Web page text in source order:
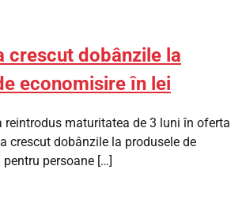
crescut dobânzile la
economisire în lei
reintrodus maturitatea de 3 luni în oferta
crescut dobânzile la produsele de
persoane […]